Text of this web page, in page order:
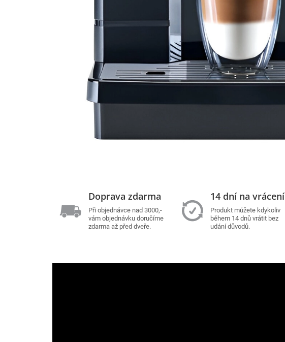
Doprava zdarma
Při objednávce nad 3000,-
vám objednávku doručíme
zdarma až před dveře.
14 dní na vrácení
Produkt můžete kdykoliv
během 14 dnů vrátit bez
udání důvodů.